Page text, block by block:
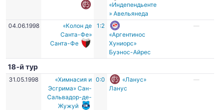
«Индепендьенте
» Авельянеда
04.06.1998
«Колон де
Санта-Фе»
Санта-Фе
1:2
«Аргентинос
Хуниорс»
Буэнос-Айрес
—
18-й тур
31.05.1998
«Химнасия и
Эсгрима» Сан-
Сальвадор-де-
Жужуй
0:0
«Ланус»
Ланус
—